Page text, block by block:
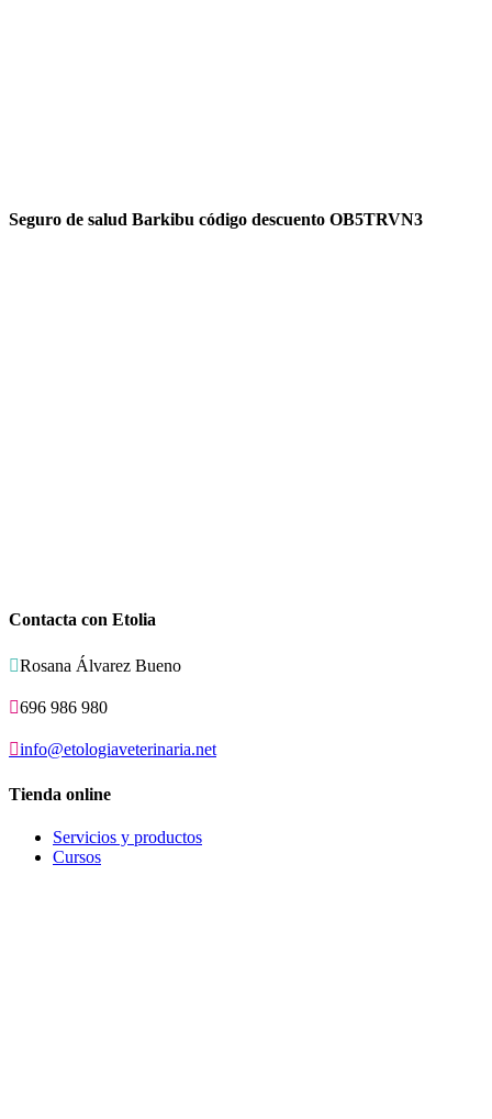
Seguro de salud Barkibu código descuento OB5TRVN3
Contacta con Etolia
Rosana Álvarez Bueno
696 986 980
info@etologiaveterinaria.net
Tienda online
Servicios y productos
Cursos